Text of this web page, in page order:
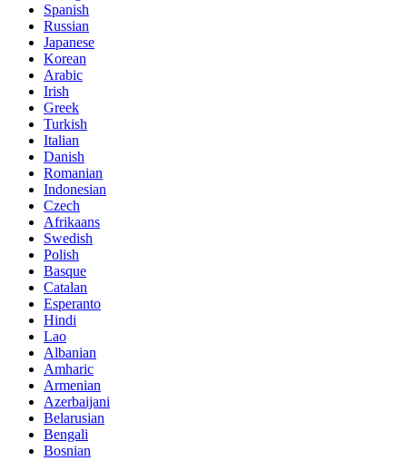
Spanish
Russian
Japanese
Korean
Arabic
Irish
Greek
Turkish
Italian
Danish
Romanian
Indonesian
Czech
Afrikaans
Swedish
Polish
Basque
Catalan
Esperanto
Hindi
Lao
Albanian
Amharic
Armenian
Azerbaijani
Belarusian
Bengali
Bosnian